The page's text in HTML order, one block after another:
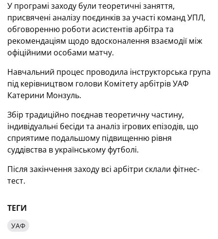
У програмі заходу були теоретичні заняття,
присвячені аналізу поєдинків за участі команд УПЛ,
обговоренню роботи асистентів арбітра та
рекомендаціям щодо вдосконалення взаємодії між
офіційними особами матчу.
Навчальний процес проводила інструкторська група
під керівництвом голови Комітету арбітрів УАФ
Катерини Монзуль.
Збір традиційно поєднав теоретичну частину,
індивідуальні бесіди та аналіз ігрових епізодів, що
сприятиме подальшому підвищенню рівня
суддівства в українському футболі.
Після закінчення заходу всі арбітри склали фітнес-
тест.
ТЕГИ
УАФ